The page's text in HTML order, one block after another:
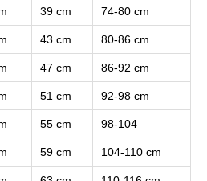
39 cm 74-80 cm
43 cm 80-86 cm
47 cm 86-92 cm
51 cm 92-98 cm
55 cm 98-104
59 cm 104-110 cm